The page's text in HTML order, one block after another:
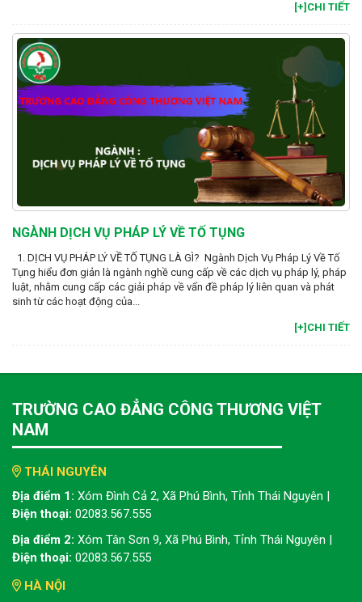
[+]CHI TIẾT
NGÀNH DỊCH VỤ PHÁP LÝ VỀ TỐ TỤNG
1. DỊCH VỤ PHÁP LÝ VỀ TỐ TỤNG LÀ GÌ? Ngành Dịch Vụ Pháp Lý Về Tố
Tụng hiểu đơn giản là ngành nghề cung cấp về các dịch vụ pháp lý, pháp
luật, nhằm cung cấp các giải pháp về vấn đề pháp lý liên quan và phát
sinh từ các hoạt động của...
[+]CHI TIẾT
TRƯỜNG CAO ĐẲNG CÔNG THƯƠNG VIỆT
NAM
THÁI NGUYÊN
Địa điểm 1: Xóm Đình Cả 2, Xã Phú Bình, Tỉnh Thái Nguyên |
Điện thoại: 02083.567.555
Địa điểm 2: Xóm Tân Sơn 9, Xã Phú Bình, Tỉnh Thái Nguyên |
Điện thoại: 02083.567.555
HÀ NỘI